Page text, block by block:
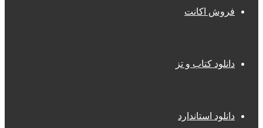
فروش اکانت
دانلود کتاب و تز
دانلود استاندارد